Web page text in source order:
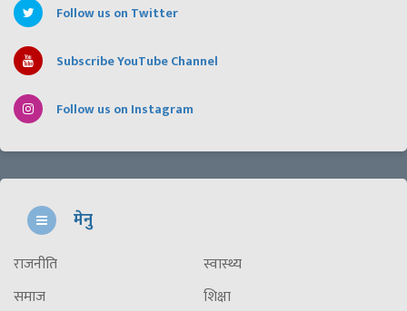
Follow us on Twitter
Subscribe YouTube Channel
Follow us on Instagram
मेनु
राजनीति
समाज
स्वास्थ्य
शिक्षा